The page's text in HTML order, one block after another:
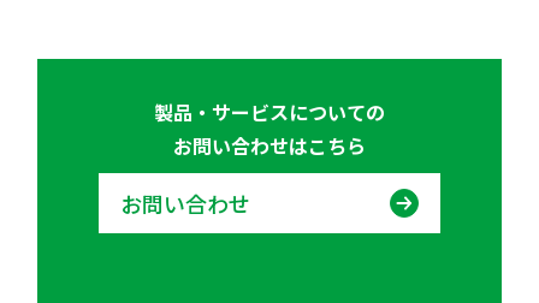
製品・サービスについての
お問い合わせはこちら
お問い合わせ